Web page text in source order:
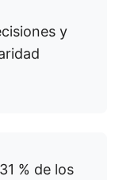
y
% de los